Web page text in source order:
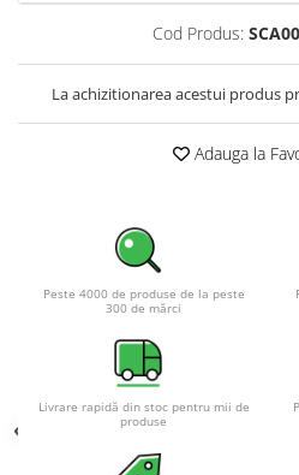
Sisteme fotovoltaice de putere
mica (rulota/caravan/case de
vacanta)
Pachete sisteme fotovoltaice
Statii de incarcare vehicule
Cabluri de incarcare vehicule
Prize de incarcare vehicule
Turbine eoliene pentru casă
Acumulatori VRLA AGM/GEL /
Tractiune / LiFePo4
Cod Produs:
La achizitionarea acestui produs
Adauga la
Peste 4000 de produse de la peste
300 de mărci
Livrare rapidă din stoc pentru mii de
produse